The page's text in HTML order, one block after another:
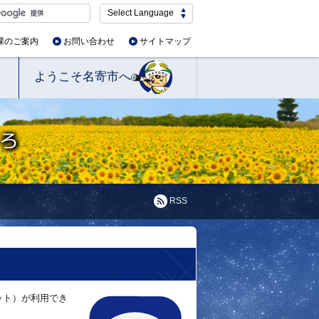
Select Language
のご案内 お問い合わせ サイトマップ
ようこそ名寄市へ
RSS
）が利用でき